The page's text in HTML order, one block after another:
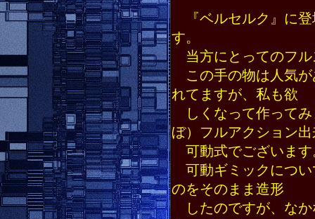
『ベルセルク』に登
す。
当方にとってのフル
この手の物は人気が
れてますが、私も欲
しくなって作ってみ
ぼ）フルアクション
可動式でございます
可動ギミックについ
のをそのまま造形
したのですが、なか